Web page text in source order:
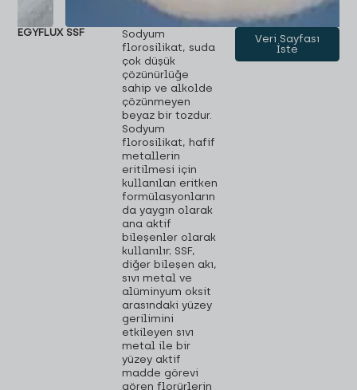
EGYFLUX SSF
Sodyum
florosilikat, suda
çok düşük
çözünürlüğe
sahip ve alkolde
çözünmeyen
beyaz bir tozdur.
Sodyum
florosilikat, hafif
metallerin
eritilmesi için
kullanılan eritken
formülasyonların
da yaygın olarak
ana aktif
bileşenler olarak
kullanılır; SSF,
diğer bileşen akı,
sıvı metal ve
alüminyum oksit
arasındaki yüzey
gerilimini
etkileyen sıvı
metal ile bir
yüzey aktif
madde görevi
gören florürlerin
Veri Sayfası
İste